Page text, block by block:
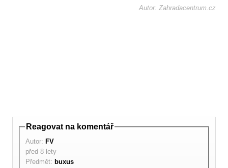
Autor: Zahradacentrum.cz
Reagovat na komentář
Autor: FV
před 8 lety
Předmět: buxus